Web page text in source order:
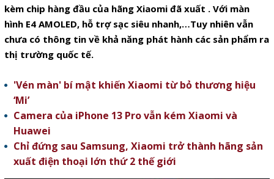
kèm chip hàng đầu của hãng Xiaomi đã xuất . Với màn
hình E4 AMOLED, hỗ trợ sạc siêu nhanh,…Tuy nhiên vẫn
chưa có thông tin về khả năng phát hành các sản phẩm ra
thị trường quốc tế.
'Vén màn' bí mật khiến Xiaomi từ bỏ thương hiệu
‘Mi’
Camera của iPhone 13 Pro vẫn kém Xiaomi và
Huawei
Chỉ đứng sau Samsung, Xiaomi trở thành hãng sản
xuất điện thoại lớn thứ 2 thế giới